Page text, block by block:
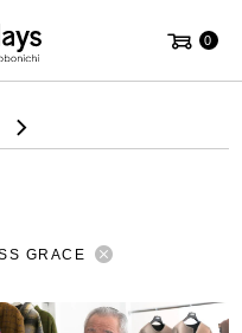
0
GRACE